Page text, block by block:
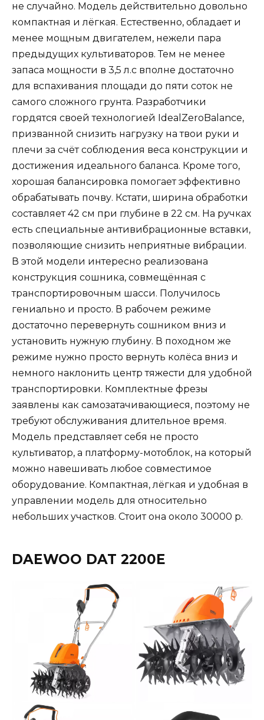
не случайно. Модель действительно довольно
компактная и лёгкая. Естественно, обладает и
менее мощным двигателем, нежели пара
предыдущих культиваторов. Тем не менее
запаса мощности в 3,5 л.с вполне достаточно
для вспахивания площади до пяти соток не
самого сложного грунта. Разработчики
гордятся своей технологией IdealZeroBalance,
призванной снизить нагрузку на твои руки и
плечи за счёт соблюдения веса конструкции и
достижения идеального баланса. Кроме того,
хорошая балансировка помогает эффективно
обрабатывать почву. Кстати, ширина обработки
составляет 42 см при глубине в 22 см. На ручках
есть специальные антивибрационные вставки,
позволяющие снизить неприятные вибрации.
В этой модели интересно реализована
конструкция сошника, совмещённая с
транспортировочным шасси. Получилось
гениально и просто. В рабочем режиме
достаточно перевернуть сошником вниз и
установить нужную глубину. В походном же
режиме нужно просто вернуть колёса вниз и
немного наклонить центр тяжести для удобной
транспортировки. Комплектные фрезы
заявлены как самозатачивающиеся, поэтому не
требуют обслуживания длительное время.
Модель представляет себя не просто
культиватор, а платформу-мотоблок, на который
можно навешивать любое совместимое
оборудование. Компактная, лёгкая и удобная в
управлении модель для относительно
небольших участков. Стоит она около 30000 р.
DAEWOO DAT 2200Е